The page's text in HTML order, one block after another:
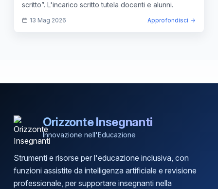
scritto”. L'incarico scritto tutela docenti e alunni.
13 Mag 2026 Approfondisci
Orizzonte Insegnanti
Innovazione nell'Educazione
Strumenti e risorse per l'educazione inclusiva, con
funzioni assistite da intelligenza artificiale e revisione
professionale, per supportare insegnanti nella